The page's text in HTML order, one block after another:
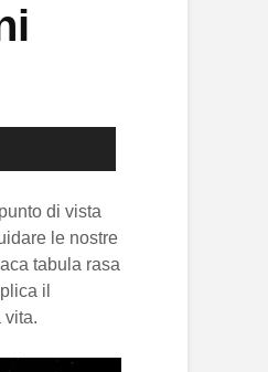
di vista
le nostre
tabula rasa
il
vita.